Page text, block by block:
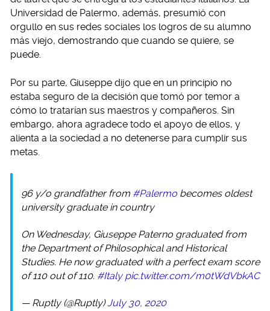
Universidad de Palermo, además, presumió con
orgullo en sus redes sociales los logros de su alumno
más viejo, demostrando que cuando se quiere, se
puede.
Por su parte, Giuseppe dijo que en un principio no
estaba seguro de la decisión que tomó por temor a
cómo lo tratarían sus maestros y compañeros. Sin
embargo, ahora agradece todo el apoyo de ellos, y
alienta a la sociedad a no detenerse para cumplir sus
metas.
96 y/o grandfather from #Palermo becomes oldest
university graduate in country
On Wednesday, Giuseppe Paterno graduated from
the Department of Philosophical and Historical
Studies. He now graduated with a perfect exam score
of 110 out of 110. #Italy pic.twitter.com/m0tWdVbkAC
— Ruptly (@Ruptly)July 30, 2020